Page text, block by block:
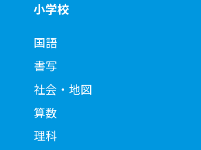
小学校
国語
書写
社会・地図
算数
理科